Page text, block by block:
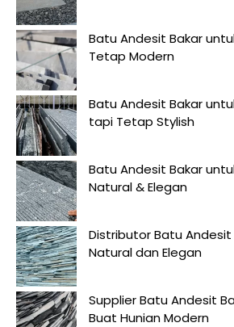
Batu Andesit Bakar
Tetap Modern
Batu Andesit Bakar
tapi Tetap Stylish
Batu Andesit Bakar
Natural & Elegan
Distributor Batu Andesit
Natural dan Elegan
Supplier Batu Andesit
Buat Hunian Modern